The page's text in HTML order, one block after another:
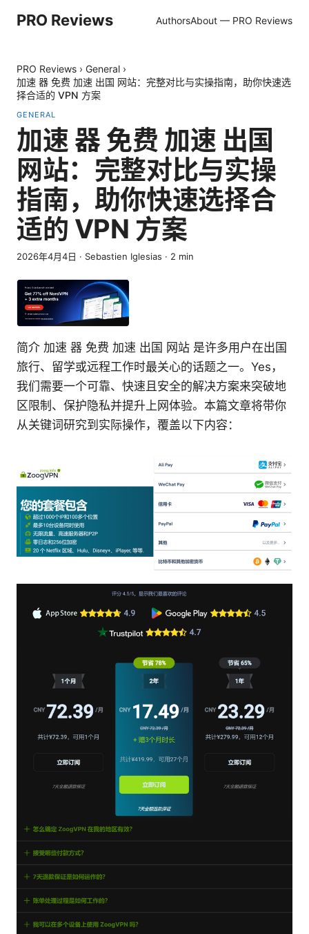
PRO Reviews AuthorsAbout — PRO Reviews
PRO Reviews › General ›
加速 器 免费 加速 出国 网站：完整对比与实操指南，助你快速选
择合适的 VPN 方案
GENERAL
加速 器 免费 加速 出国
网站：完整对比与实操
指南，助你快速选择合
适的 VPN 方案
2026年4月4日 · Sebastien Iglesias · 2 min
简介 加速 器 免费 加速 出国 网站 是许多用户在出国
旅行、留学或远程工作时最关心的话题之一。Yes，
我们需要一个可靠、快速且安全的解决方案来突破地
区限制、保护隐私并提升上网体验。本篇文章将带你
从关键词研究到实际操作，覆盖以下内容：